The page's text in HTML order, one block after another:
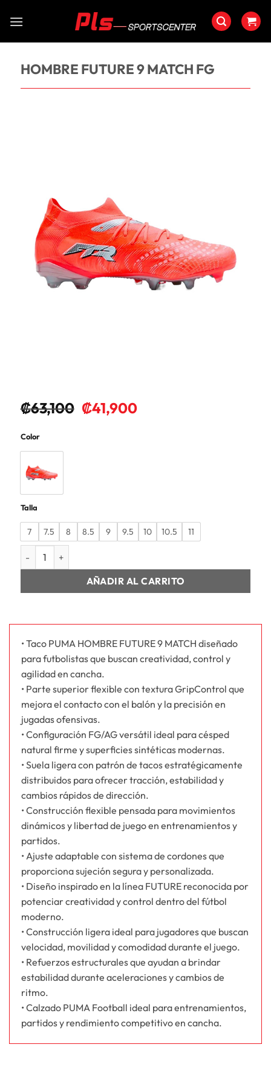
HOMBRE FUTURE 9 MATCH FG
₡63,100 ₡41,900
Color
Talla
7 7.5 8 8.5 9 9.5 10 10.5
11
HOMBRE FUTURE 9 MATCH FG cantidad
AÑADIR AL CARRITO
• Taco PUMA HOMBRE FUTURE 9 MATCH diseñado
para futbolistas que buscan creatividad, control y
agilidad en cancha.
• Parte superior flexible con textura GripControl que
mejora el contacto con el balón y la precisión en
jugadas ofensivas.
• Configuración FG/AG versátil ideal para césped
natural firme y superficies sintéticas modernas.
• Suela ligera con patrón de tacos estratégicamente
distribuidos para ofrecer tracción, estabilidad y
cambios rápidos de dirección.
• Construcción flexible pensada para movimientos
dinámicos y libertad de juego en entrenamientos y
partidos.
• Ajuste adaptable con sistema de cordones que
proporciona sujeción segura y personalizada.
• Diseño inspirado en la línea FUTURE reconocida por
potenciar creatividad y control dentro del fútbol
moderno.
• Construcción ligera ideal para jugadores que buscan
velocidad, movilidad y comodidad durante el juego.
• Refuerzos estructurales que ayudan a brindar
estabilidad durante aceleraciones y cambios de
ritmo.
• Calzado PUMA Football ideal para entrenamientos,
partidos y rendimiento competitivo en cancha.